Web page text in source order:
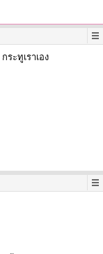
กระทูเราเอง